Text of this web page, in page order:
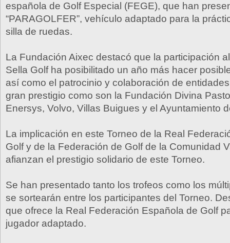
española de Golf Especial (FEGE), que han
“PARAGOLFER”, vehículo adaptado para la
silla de ruedas.
La Fundación Aixec destacó que la participación
Sella Golf ha posibilitado un año más hacer
así como el patrocinio y colaboración de
gran prestigio como son la Fundación Divina
Enersys, Volvo, Villas Buigues y el Ayuntamiento
La implicación en este Torneo de la Real
Golf y de la Federación de Golf de la Comunidad
afianzan el prestigio solidario de este Torneo.
Se han presentado tanto los trofeos como los
se sortearán entre los participantes del Torneo.
que ofrece la Real Federación Española de Golf
jugador adaptado.